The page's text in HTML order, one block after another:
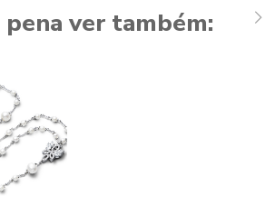
pena ver também: